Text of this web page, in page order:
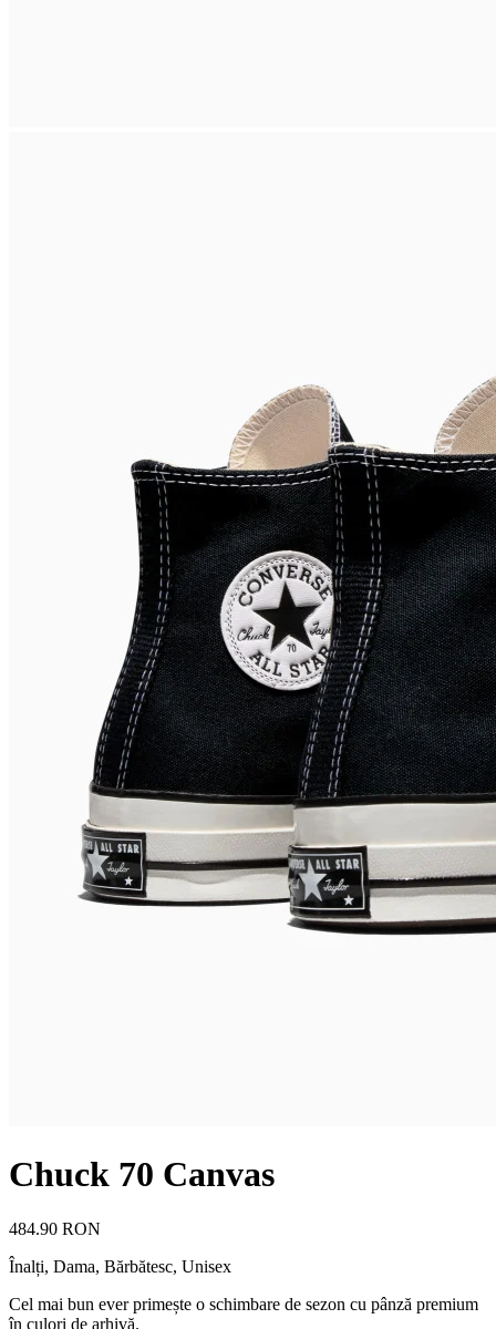
Chuck 70 Canvas
484.90 RON
Înalți, Dama, Bărbătesc, Unisex
Cel mai bun ever primește o schimbare de sezon cu pânză premium
în culori de arhivă.